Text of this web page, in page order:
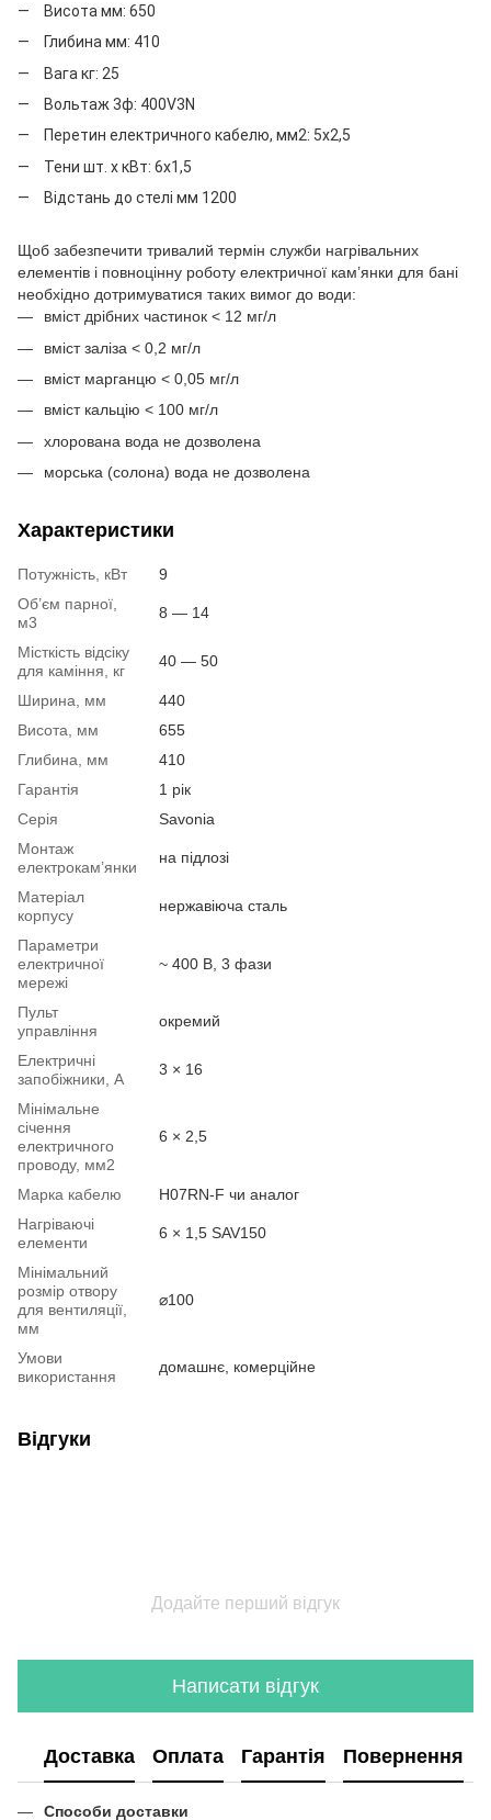
Висота мм: 650
Глибина мм: 410
Вага кг: 25
Вольтаж 3ф: 400V3N
Перетин електричного кабелю, мм2: 5x2,5
Тени шт. х кВт: 6x1,5
Відстань до стелі мм 1200
Щоб забезпечити тривалий термін служби нагрівальних
елементів і повноцінну роботу електричної кам’янки для бані
необхідно дотримуватися таких вимог до води:
вміст дрібних частинок < 12 мг/л
вміст заліза < 0,2 мг/л
вміст марганцю < 0,05 мг/л
вміст кальцію < 100 мг/л
хлорована вода не дозволена
морська (солона) вода не дозволена
Характеристики
Потужність, кВт
9
Об’єм парної,
м3
8 — 14
Місткість відсіку
для каміння, кг
40 — 50
Ширина, мм
440
Висота, мм
655
Глибина, мм
410
Гарантія
1 рік
Серія
Savonia
Монтаж
електрокам’янки
на підлозі
Матеріал
корпусу
нержавіюча сталь
Параметри
електричної
мережі
~ 400 В, 3 фази
Пульт
управління
окремий
Електричні
запобіжники, А
3 × 16
Мінімальне
січення
електричного
проводу, мм2
6 × 2,5
Марка кабелю
H07RN-F чи аналог
Нагріваючі
елементи
6 × 1,5 SAV150
Мінімальний
розмір отвору
для вентиляції,
мм
⌀100
Умови
використання
домашнє, комерційне
Відгуки
Додайте перший відгук
Написати відгук
Доставка Оплата Гарантія Повернення
Способи доставки